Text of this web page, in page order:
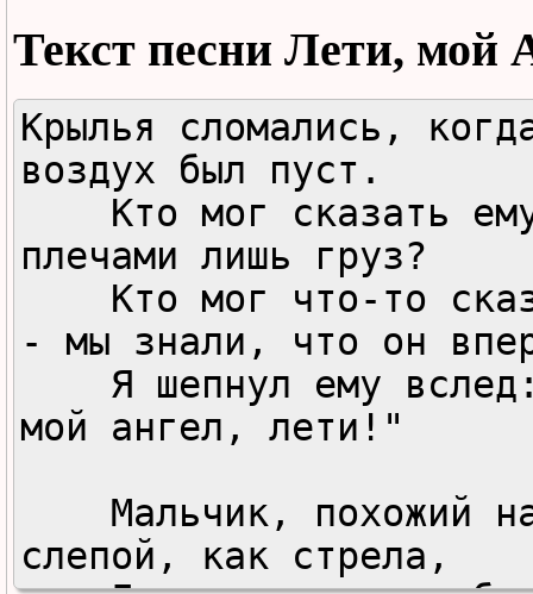
Текст песни Лети, мой
Крылья сломались,
воздух был пуст.
плечами лишь груз?
- мы знали, что он
мой ангел, лети!"
слепой, как стрела,